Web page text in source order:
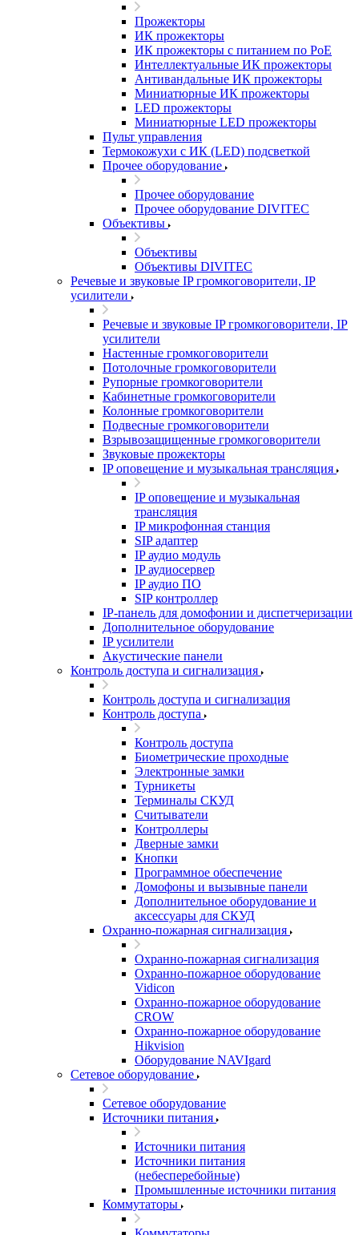
Прожекторы
ИК прожекторы
ИК прожекторы с питанием по PoE
Интеллектуальные ИК прожекторы
Антивандальные ИК прожекторы
Миниатюрные ИК прожекторы
LED прожекторы
Миниатюрные LED прожекторы
Пульт управления
Термокожухи с ИК (LED) подсветкой
Прочее оборудование
Прочее оборудование
Прочее оборудование DIVITEC
Объективы
Объективы
Объективы DIVITEC
Речевые и звуковые IP громкоговорители, IP
усилители
Речевые и звуковые IP громкоговорители, IP
усилители
Настенные громкоговорители
Потолочные громкоговорители
Рупорные громкоговорители
Кабинетные громкоговорители
Колонные громкоговорители
Подвесные громкоговорители
Взрывозащищенные громкоговорители
Звуковые прожекторы
IP оповещение и музыкальная трансляция
IP оповещение и музыкальная
трансляция
IP микрофонная станция
SIP адаптер
IP аудио модуль
IP аудиосервер
IP аудио ПО
SIP контроллер
IP-панель для домофонии и диспетчеризации
Дополнительное оборудование
IP усилители
Акустические панели
Контроль доступа и сигнализация
Контроль доступа и сигнализация
Контроль доступа
Контроль доступа
Биометрические проходные
Электронные замки
Турникеты
Терминалы СКУД
Считыватели
Контроллеры
Дверные замки
Кнопки
Программное обеспечение
Домофоны и вызывные панели
Дополнительное оборудование и
аксессуары для СКУД
Охранно-пожарная сигнализация
Охранно-пожарная сигнализация
Охранно-пожарное оборудование
Vidicon
Охранно-пожарное оборудование
CROW
Охранно-пожарное оборудование
Hikvision
Оборудование NAVIgard
Сетевое оборудование
Сетевое оборудование
Источники питания
Источники питания
Источники питания
(небесперебойные)
Промышленные источники питания
Коммутаторы